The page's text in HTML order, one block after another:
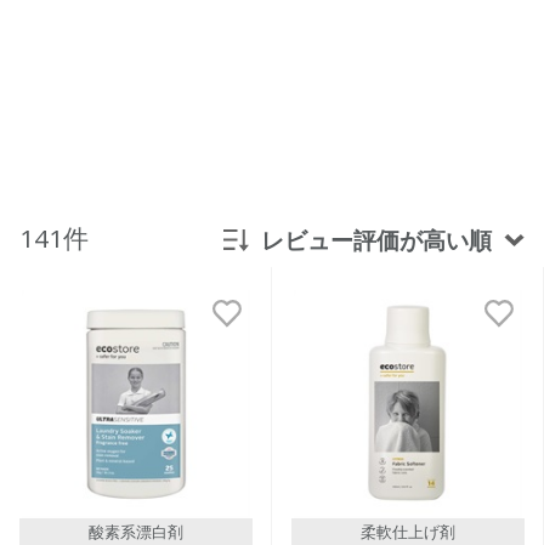
141件 レビュー評価が高い順
新着順
レビューが多い順
レビュー評価が高い順
酸素系漂白剤 柔軟仕上げ剤